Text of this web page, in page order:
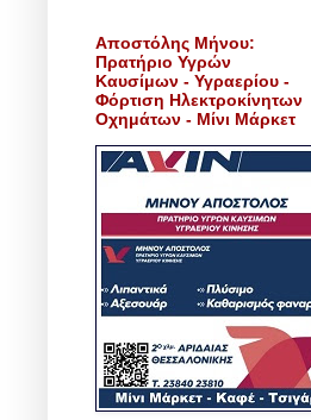
Αποστόλης Μήνου:
Πρατήριο Υγρών
Καυσίμων - Υγραερίου -
Φόρτιση Ηλεκτροκίνητων
Οχημάτων - Μίνι Μάρκετ